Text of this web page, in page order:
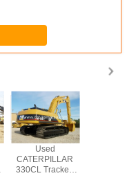
Used
CATERPILLAR
330CL Tracked